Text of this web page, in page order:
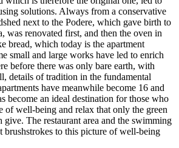
solutions. Always from a conservative
next to the Podere, which gave birth to
was renovated first, and then the oven in
bread, which today is the apartment
small and large works have led to enrich
before there was only bare earth, with
details of tradition in the fundamental
have meanwhile become 16 and
become an ideal destination for those who
of well-being and relax that only the green
give. The restaurant area and the swimming
brushstrokes to this picture of well-being